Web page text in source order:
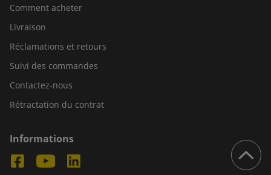
Comment acheter
Livraison
Réclamations et retours
Suivi des commandes
Contactez-nous
Rétractation du contrat
Informations